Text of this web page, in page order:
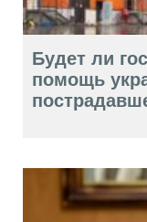
Будет ли
помощь